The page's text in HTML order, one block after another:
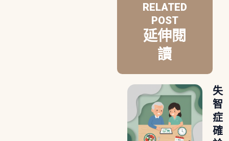
RELATED
POST
延伸閱
讀
失
智
症
確